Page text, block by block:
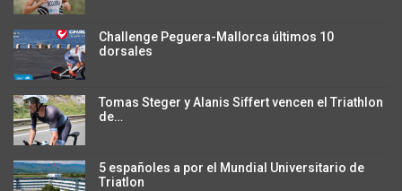
Challenge Peguera-Mallorca últimos 10
dorsales
Tomas Steger y Alanis Siffert vencen el Triathlon
de…
5 españoles a por el Mundial Universitario de
Triatlon